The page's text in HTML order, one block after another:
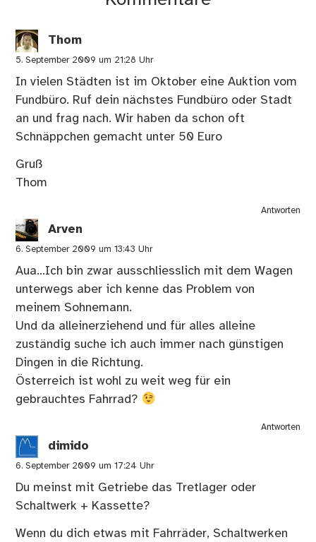
Thom
5. September 2009 um 21:28 Uhr
In vielen Städten ist im Oktober eine Auktion vom
Fundbüro. Ruf dein nächstes Fundbüro oder Stadt
an und frag nach. Wir haben da schon oft
Schnäppchen gemacht unter 50 Euro
Gruß
Thom
Antworten
Arven
6. September 2009 um 13:43 Uhr
Aua…Ich bin zwar ausschliesslich mit dem Wagen
unterwegs aber ich kenne das Problem von
meinem Sohnemann.
Und da alleinerziehend und für alles alleine
zuständig suche ich auch immer nach günstigen
Dingen in die Richtung.
Österreich ist wohl zu weit weg für ein
gebrauchtes Fahrrad?
Antworten
dimido
6. September 2009 um 17:24 Uhr
Du meinst mit Getriebe das Tretlager oder
Schaltwerk + Kassette?
Wenn du dich etwas mit Fahrräder, Schaltwerken